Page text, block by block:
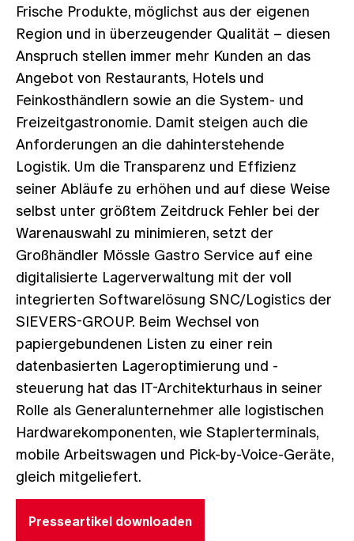
Frische Produkte, möglichst aus der eigenen
Region und in überzeugender Qualität – diesen
Anspruch stellen immer mehr Kunden an das
Angebot von Restaurants, Hotels und
Feinkosthändlern sowie an die System- und
Freizeitgastronomie. Damit steigen auch die
Anforderungen an die dahinterstehende
Logistik. Um die Transparenz und Effizienz
seiner Abläufe zu erhöhen und auf diese Weise
selbst unter größtem Zeitdruck Fehler bei der
Warenauswahl zu minimieren, setzt der
Großhändler Mössle Gastro Service auf eine
digitalisierte Lagerverwaltung mit der voll
integrierten Softwarelösung SNC/Logistics der
SIEVERS-GROUP. Beim Wechsel von
papiergebundenen Listen zu einer rein
datenbasierten Lageroptimierung und -
steuerung hat das IT-Architekturhaus in seiner
Rolle als Generalunternehmer alle logistischen
Hardwarekomponenten, wie Staplerterminals,
mobile Arbeitswagen und Pick-by-Voice-Geräte,
gleich mitgeliefert.
Presseartikel downloaden